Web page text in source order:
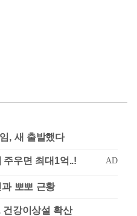
, 새 출발했다
뽀뽀 근황
건강이상설 확산